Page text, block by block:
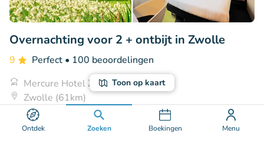
Ontdek Zoeken Boekingen Menu
Toon op kaart
Overnachting voor 2 + ontbijt in Zwolle
9 Perfect • 100 beoordelingen
Mercure Hotel Zwolle
Zwolle (61km)
Verkocht: 11
€134 €134